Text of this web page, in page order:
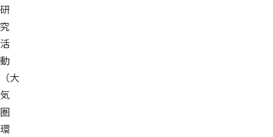
研
究
活
動
（大
気
圏
環